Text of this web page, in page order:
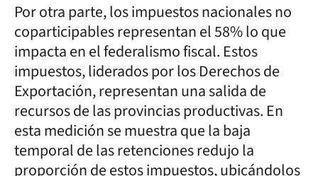
Por otra parte, los impuestos nacionales no
coparticipables representan el 58% lo que
impacta en el federalismo fiscal. Estos
impuestos, liderados por los Derechos de
Exportación, representan una salida de
recursos de las provincias productivas. En
esta medición se muestra que la baja
temporal de las retenciones redujo la
proporción de estos impuestos, ubicándolos